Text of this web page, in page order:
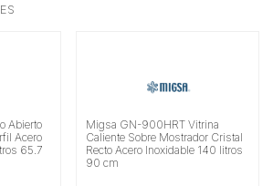
Abierto
Acero
65.7
Migsa GN-900HRT Vitrina
Caliente Sobre Mostrador Cristal
Recto Acero Inoxidable 140 litros
90 cm